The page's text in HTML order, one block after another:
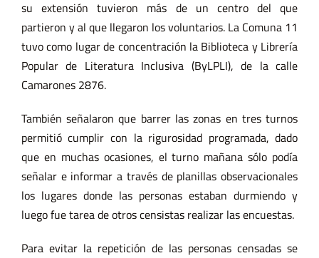
su extensión tuvieron más de un centro del que
partieron y al que llegaron los voluntarios. La Comuna 11
tuvo como lugar de concentración la Biblioteca y Librería
Popular de Literatura Inclusiva (ByLPLI), de la calle
Camarones 2876.
También señalaron que barrer las zonas en tres turnos
permitió cumplir con la rigurosidad programada, dado
que en muchas ocasiones, el turno mañana sólo podía
señalar e informar a través de planillas observacionales
los lugares donde las personas estaban durmiendo y
luego fue tarea de otros censistas realizar las encuestas.
Para evitar la repetición de las personas censadas se